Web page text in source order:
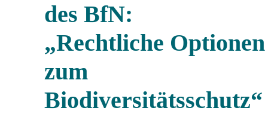
des BfN:
„Rechtliche Optionen
zum
Biodiversitätsschutz“